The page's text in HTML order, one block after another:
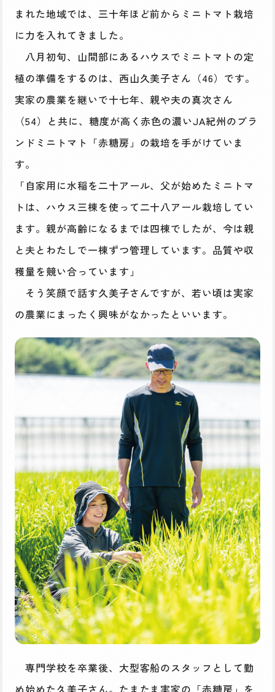
まれた地域では、三十年ほど前からミニトマト栽培
に力を入れてきました。
八月初旬、山間部にあるハウスでミニトマトの定
植の準備をするのは、西山久美子さん（46）です。
実家の農業を継いで十七年、親や夫の真次さん
（54）と共に、糖度が高く赤色の濃いJA紀州のブラ
ンドミニトマト「赤糖房」の栽培を手がけていま
す。
「自家用に水稲を二十アール、父が始めたミニトマ
トは、ハウス三棟を使って二十八アール栽培してい
ます。親が高齢になるまでは四棟でしたが、今は親
と夫とわたしで一棟ずつ管理しています。品質や収
穫量を競い合っています」
そう笑顔で話す久美子さんですが、若い頃は実家
の農業にまったく興味がなかったといいます。
専門学校を卒業後、大型客船のスタッフとして勤
め始めた久美子さん。たまたま実家の「赤糖房」を